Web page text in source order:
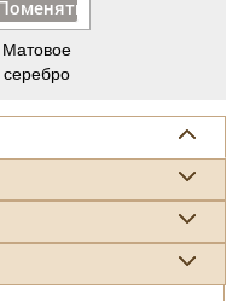
Матовое
серебро